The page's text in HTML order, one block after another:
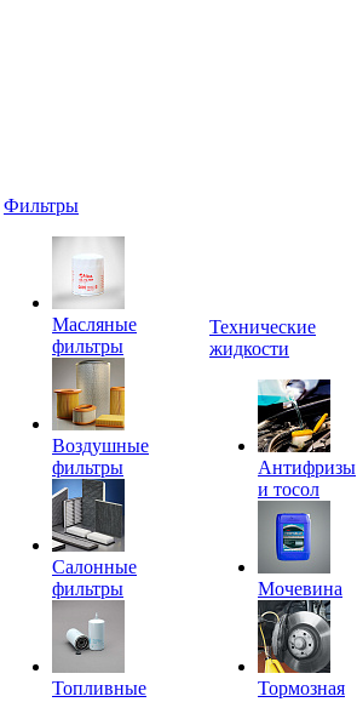
Фильтры
Масляные
фильтры
Воздушные
фильтры
Салонные
фильтры
Топливные
Технические
жидкости
Антифризы
и тосол
Мочевина
Тормозная